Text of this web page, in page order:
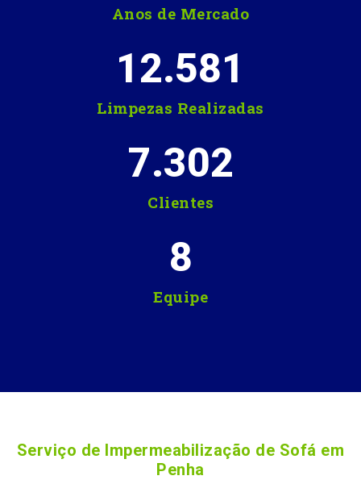
Anos de Mercado
Limpezas Realizadas
12.581
Clientes
7.302
Equipe
8
Serviço de Impermeabilização de Sofá em
Penha